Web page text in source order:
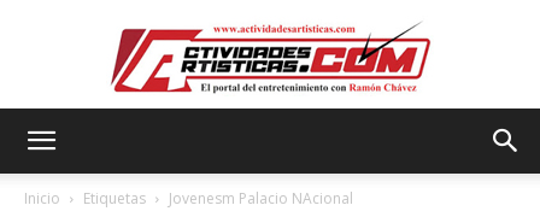
Inicio Etiquetas Jovenesm Palacio NAcional